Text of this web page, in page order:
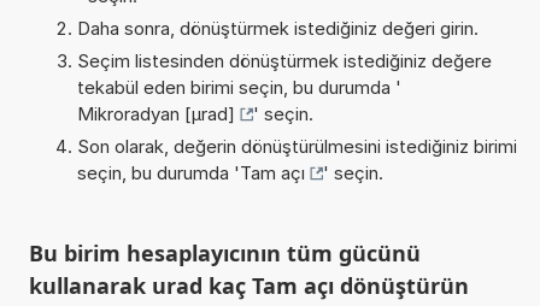
Daha sonra, dönüştürmek istediğiniz değeri girin.
Seçim listesinden dönüştürmek istediğiniz değere
tekabül eden birimi seçin, bu durumda '
Mikroradyan [µrad]
' seçin.
Son olarak, değerin dönüştürülmesini istediğiniz birimi
seçin, bu durumda 'Tam açı ' seçin.
Bu birim hesaplayıcının tüm gücünü
kullanarak urad kaç Tam açı dönüştürün